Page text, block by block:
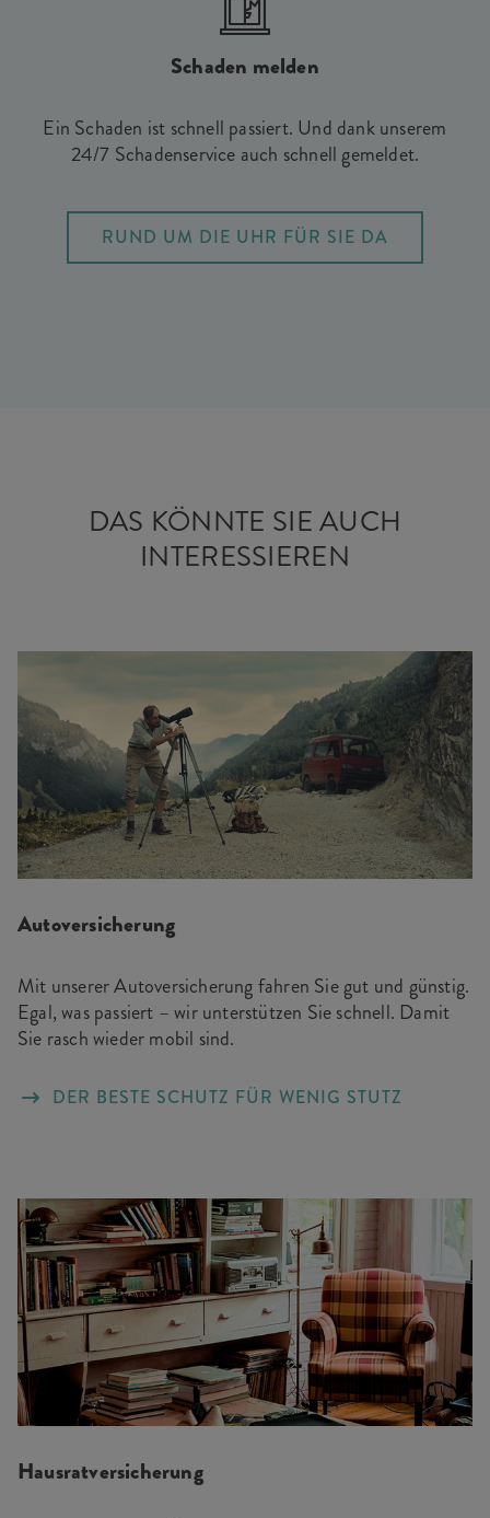
Schaden melden
Ein Schaden ist schnell passiert. Und dank unserem
24/7 Schadenservice auch schnell gemeldet.
RUND UM DIE UHR FÜR SIE DA
DAS KÖNNTE SIE AUCH
INTERESSIEREN
Autoversicherung
Mit unserer Autoversicherung fahren Sie gut und günstig.
Egal, was passiert – wir unterstützen Sie schnell. Damit
Sie rasch wieder mobil sind.
DER BESTE SCHUTZ FÜR WENIG STUTZ
Hausratversicherung